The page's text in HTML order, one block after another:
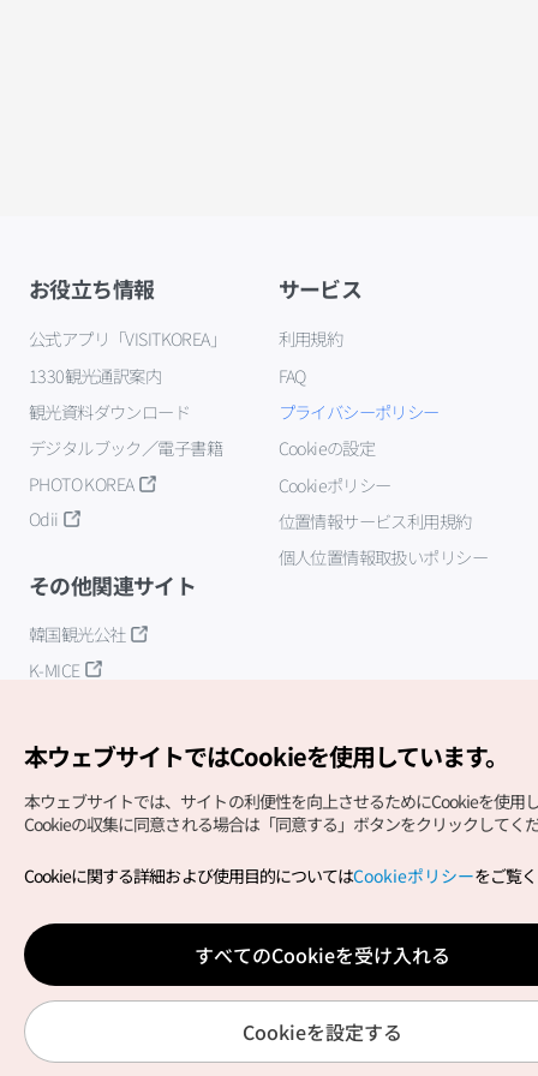
お役立ち情報
公式アプリ「VISITKOREA」
1330観光通訳案内
観光資料ダウンロード
デジタルブック／電子書籍
PHOTO KOREA
Odii
サービス
利用規約
FAQ
プライバシーポリシー
Cookieの設定
Cookieポリシー
位置情報サービス利用規約
個人位置情報取扱いポリシー
その他関連サイト
韓国観光公社
K-MICE
Copyright (c) Korea Tourism Organization All Rights
Reserved.
サイトエラー報告公式メール
japanese@knto.or.kr
本ウェブサイトではCookieを使用しています。
本ウェブサイトでは、サイトの利便性を向上させるためにCookieを使用
Cookieの収集に同意される場合は「同意する」ボタンをクリックしてく
Cookieに関する詳細および使用目的についてはCookieポリシーをご覧
すべてのCookieを受け入れる
Cookieを設定する